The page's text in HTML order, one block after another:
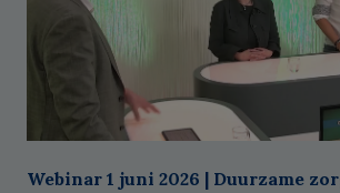
Webinar 1 juni 2026 | Duurzame